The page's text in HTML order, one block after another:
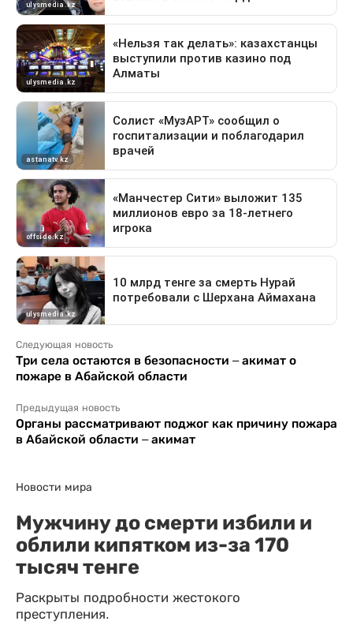
Следующая новость
Три села остаются в безопасности – акимат о
пожаре в Абайской области
Предыдущая новость
Органы рассматривают поджог как причину пожара
в Абайской области – акимат
Новости мира
Мужчину до смерти избили и
облили кипятком из-за 170
тысяч тенге
Раскрыты подробности жестокого
преступления.